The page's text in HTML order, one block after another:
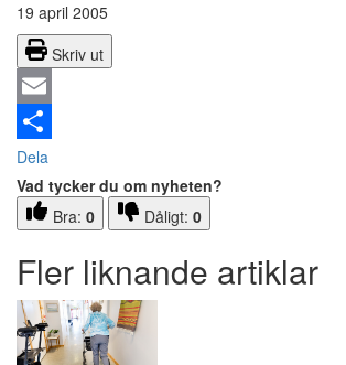
19 april 2005
Skriv ut
Email
Dela
Vad tycker du om nyheten?
Bra: 0 Dåligt: 0
Fler liknande artiklar